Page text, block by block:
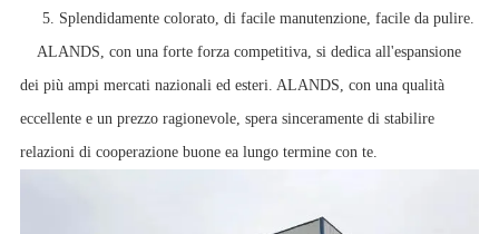
5. Splendidamente colorato, di facile manutenzione, facile da pulire.
ALANDS, con una forte forza competitiva, si dedica all'espansione
dei più ampi mercati nazionali ed esteri. ALANDS, con una qualità
eccellente e un prezzo ragionevole, spera sinceramente di stabilire
relazioni di cooperazione buone ea lungo termine con te.